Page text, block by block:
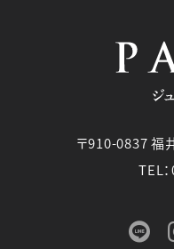
〒910-0837 福
TEL